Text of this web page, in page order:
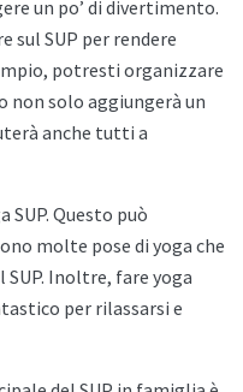
un po’ di divertimento.
sul SUP per rendere
potresti organizzare
non solo aggiungerà un
anche tutti a
SUP. Questo può
molte pose di yoga che
Inoltre, fare yoga
per rilassarsi e